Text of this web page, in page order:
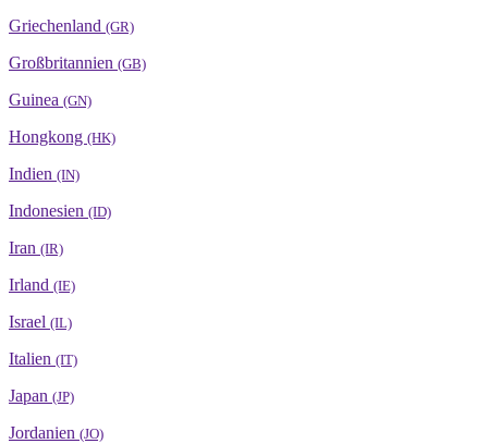
Griechenland (GR)
Großbritannien (GB)
Guinea (GN)
Hongkong (HK)
Indien (IN)
Indonesien (ID)
Iran (IR)
Irland (IE)
Israel (IL)
Italien (IT)
Japan (JP)
Jordanien (JO)